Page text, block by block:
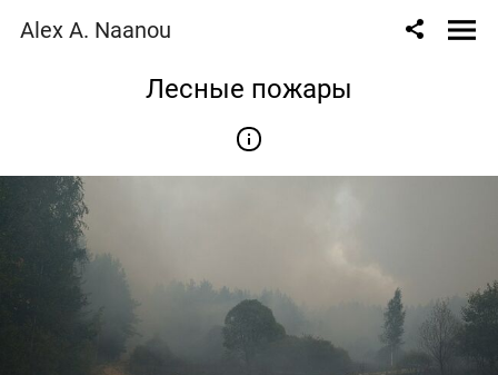
Alex A. Naanou
Лесные пожары